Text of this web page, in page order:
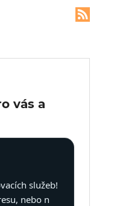
vás a
služeb!
nebo n